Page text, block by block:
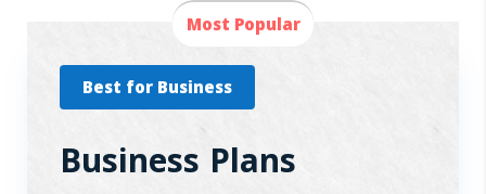
Most Popular
Best for Business
Business Plans